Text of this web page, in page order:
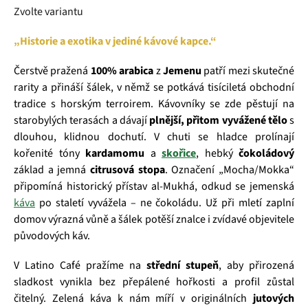
Zvolte variantu
„Historie a exotika v jediné kávové kapce.“
Čerstvě pražená 100% arabicazJemenu patří mezi skutečné
rarity a přináší šálek, v němž se potkává tisíciletá obchodní
tradice s horským terroirem. Kávovníky se zde pěstují na
starobylých terasách a dávajíplnější, přitom vyvážené tělos
dlouhou, klidnou dochutí. V chuti se hladce prolínají
kořenité tóny kardamomu a skořice, hebký čokoládový
základ a jemná citrusová stopa. Označení „Mocha/Mokka“
připomíná historický přístav al‑Mukhá, odkud se jemenská
káva po staletí vyvážela – ne čokoládu. Už při mletí zaplní
domov výrazná vůně a šálek potěší znalce i zvídavé objevitele
původových káv.
V Latino Café pražíme na střední stupeň, aby přirozená
sladkost vynikla bez přepálené hořkosti a profil zůstal
čitelný. Zelená káva k nám míří v originálních jutových